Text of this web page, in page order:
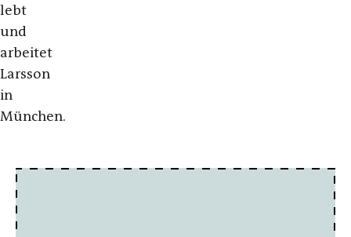
lebt
und
arbeitet
Larsson
in
München.